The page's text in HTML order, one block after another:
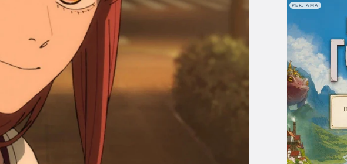
РЕКЛАМА